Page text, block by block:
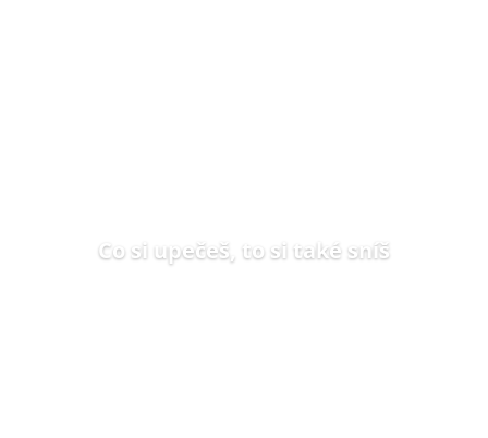
Co si upečeš, to si také sníš